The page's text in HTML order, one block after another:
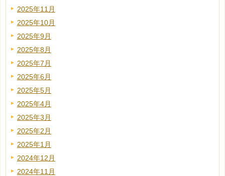
2025年11月
2025年10月
2025年9月
2025年8月
2025年7月
2025年6月
2025年5月
2025年4月
2025年3月
2025年2月
2025年1月
2024年12月
2024年11月